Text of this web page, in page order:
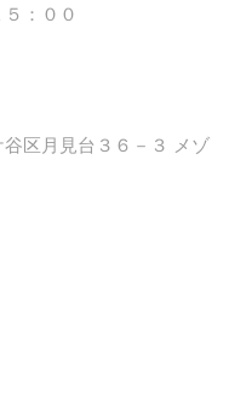
：００
区月見台３６－３ メゾ